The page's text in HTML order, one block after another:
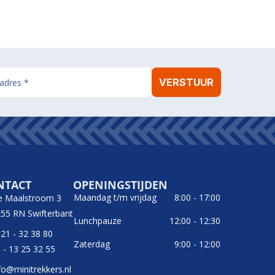
Maalstroom 3
RN Swifterbant
- 32 38 80
- 13 25 32 55
OPENINGSTIJDEN
Maandag t/m vrijdag
8:00 - 17:00
Lunchpauze
12:00 - 12:30
Zaterdag
9:00 - 12:00